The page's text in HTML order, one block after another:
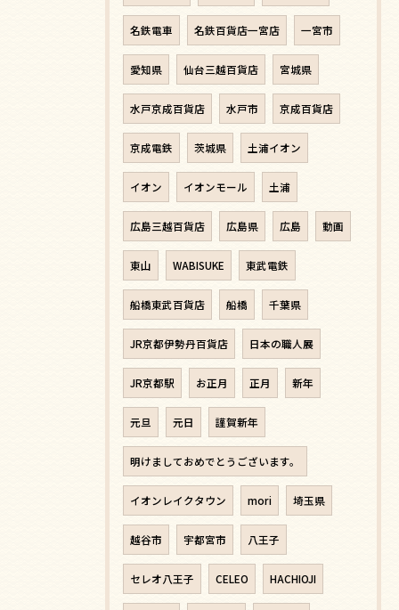
名鉄電車 名鉄百貨店一宮店 一宮市
愛知県 仙台三越百貨店 宮城県
水戸京成百貨店 水戸市 京成百貨店
京成電鉄 茨城県 土浦イオン
イオン イオンモール 土浦
広島三越百貨店 広島県 広島 動画
東山 WABISUKE 東武電鉄
船橋東武百貨店 船橋 千葉県
JR京都伊勢丹百貨店 日本の職人展
JR京都駅 お正月 正月 新年
元旦 元日 謹賀新年
明けましておめでとうございます。
イオンレイクタウン mori 埼玉県
越谷市 宇都宮市 八王子
セレオ八王子 CELEO HACHIOJI